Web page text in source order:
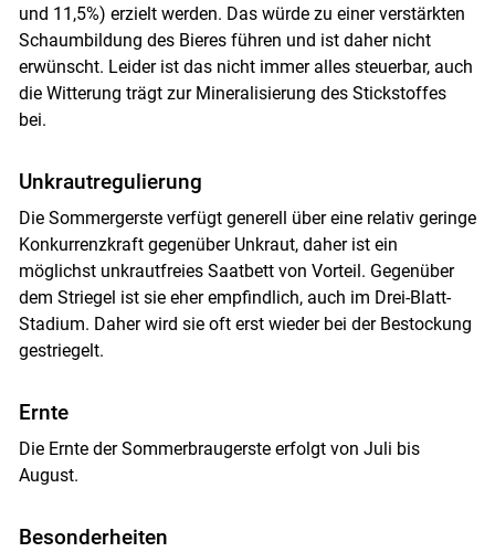
und 11,5%) erzielt werden. Das würde zu einer verstärkten
Schaumbildung des Bieres führen und ist daher nicht
erwünscht. Leider ist das nicht immer alles steuerbar, auch
die Witterung trägt zur Mineralisierung des Stickstoffes
bei.
Unkrautregulierung
Die Sommergerste verfügt generell über eine relativ geringe
Konkurrenzkraft gegenüber Unkraut, daher ist ein
möglichst unkrautfreies Saatbett von Vorteil. Gegenüber
dem Striegel ist sie eher empfindlich, auch im Drei-Blatt-
Stadium. Daher wird sie oft erst wieder bei der Bestockung
gestriegelt.
Ernte
Die Ernte der Sommerbraugerste erfolgt von Juli bis
August.
Besonderheiten